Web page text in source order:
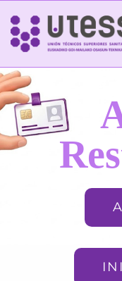
Skip
content
Inicio
QUIÉNES SOMOS